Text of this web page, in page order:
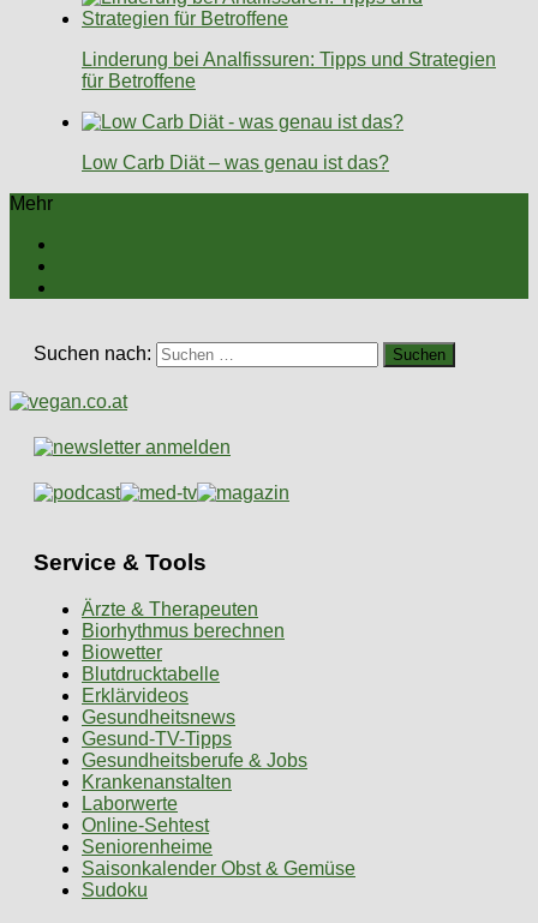
Linderung bei Analfissuren: Tipps und Strategien
für Betroffene
Low Carb Diät – was genau ist das?
Mehr
Suchen nach:
Service & Tools
Ärzte & Therapeuten
Biorhythmus berechnen
Biowetter
Blutdrucktabelle
Erklärvideos
Gesundheitsnews
Gesund-TV-Tipps
Gesundheitsberufe & Jobs
Krankenanstalten
Laborwerte
Online-Sehtest
Seniorenheime
Saisonkalender Obst & Gemüse
Sudoku